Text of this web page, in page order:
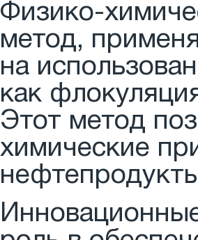
Физико-
метод,
на
как
Этот метод
химические